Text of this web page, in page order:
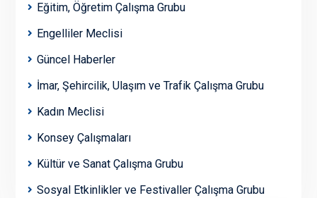
Eğitim, Öğretim Çalışma Grubu
Engelliler Meclisi
Güncel Haberler
İmar, Şehircilik, Ulaşım ve Trafik Çalışma Grubu
Kadın Meclisi
Konsey Çalışmaları
Kültür ve Sanat Çalışma Grubu
Sosyal Etkinlikler ve Festivaller Çalışma Grubu